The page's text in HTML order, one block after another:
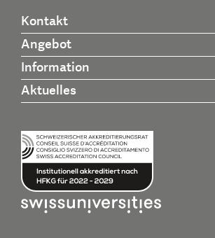
Kontakt
Angebot
Information
Aktuelles